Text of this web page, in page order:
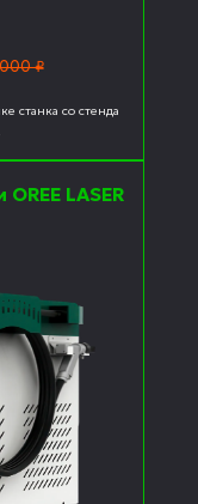
₽
станка со стенда
LASER